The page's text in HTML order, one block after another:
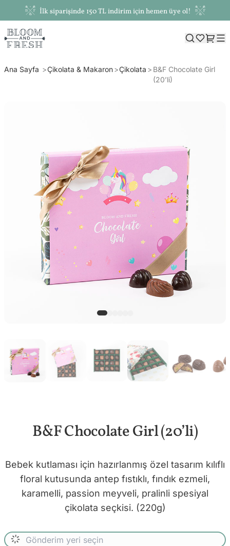
İlk siparişinde 150 TL indirim için hemen üye ol!
Ana Sayfa Çikolata & Makaron Çikolata
B&F Chocolate Girl
(20’li)
B&F Chocolate Girl (20’li)
Bebek kutlaması için hazırlanmış özel tasarım kılıflı
floral kutusunda antep fıstıklı, fındık ezmeli,
karamelli, passion meyveli, pralinli spesiyal
çikolata seçkisi. (220g)